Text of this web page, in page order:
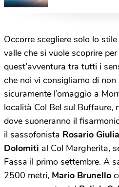
Occorre scegliere solo lo
valle che si vuole scoprire
quest’avventura tra tutti i
che noi vi consigliamo di non
sicuramente l’omaggio a
località Col Bel sul Buffaure,
dove suoneranno il
il sassofonista Rosario
Dolomiti al Col Margherita,
Fassa il primo settembre. A
2500 metri, Mario Brunello